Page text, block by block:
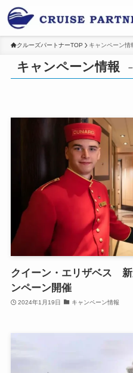
クルーズパートナーTOP キャンペーン情
キャンペーン情報
クイーン・エリザベス 新
ンペーン開催
2024年1月19日 キャンペーン情報